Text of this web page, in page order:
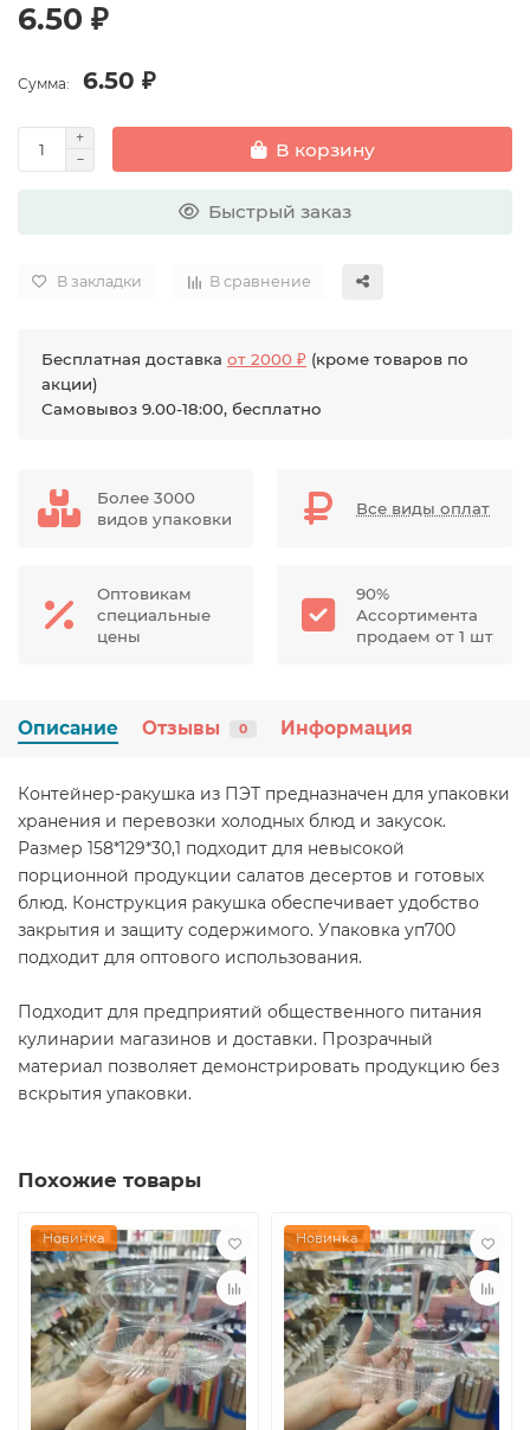
6.50 ₽
Сумма: 6.50 ₽
В корзину
Быстрый заказ
В закладки В сравнение
Бесплатная доставка от 2000 ₽ (кроме товаров по
акции)
Самовывоз 9.00-18:00, бесплатно
Более 3000
видов упаковки
Все виды оплат
Оптовикам
специальные
цены
90%
Ассортимента
продаем от 1 шт
Описание Отзывы 0 Информация
Контейнер-ракушка из ПЭТ предназначен для упаковки
хранения и перевозки холодных блюд и закусок.
Размер 158*129*30,1 подходит для невысокой
порционной продукции салатов десертов и готовых
блюд. Конструкция ракушка обеспечивает удобство
закрытия и защиту содержимого. Упаковка уп700
подходит для оптового использования.
Подходит для предприятий общественного питания
кулинарии магазинов и доставки. Прозрачный
материал позволяет демонстрировать продукцию без
вскрытия упаковки.
Похожие товары
Новинка Новинка